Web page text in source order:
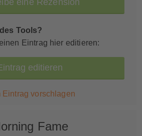
Tools?
Eintrag hier editieren:
editieren
Eintrag vorschlagen
Fame